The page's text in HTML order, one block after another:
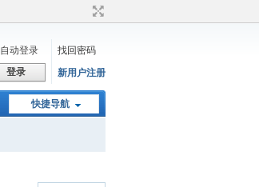
自动登录
找回密码
登录 新用户注册
快捷导航